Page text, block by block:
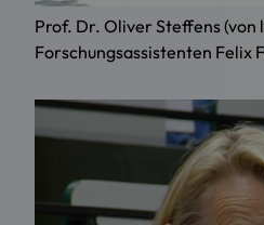
Prof. Dr. Oliver Steffens (von
Forschungsassistenten Felix